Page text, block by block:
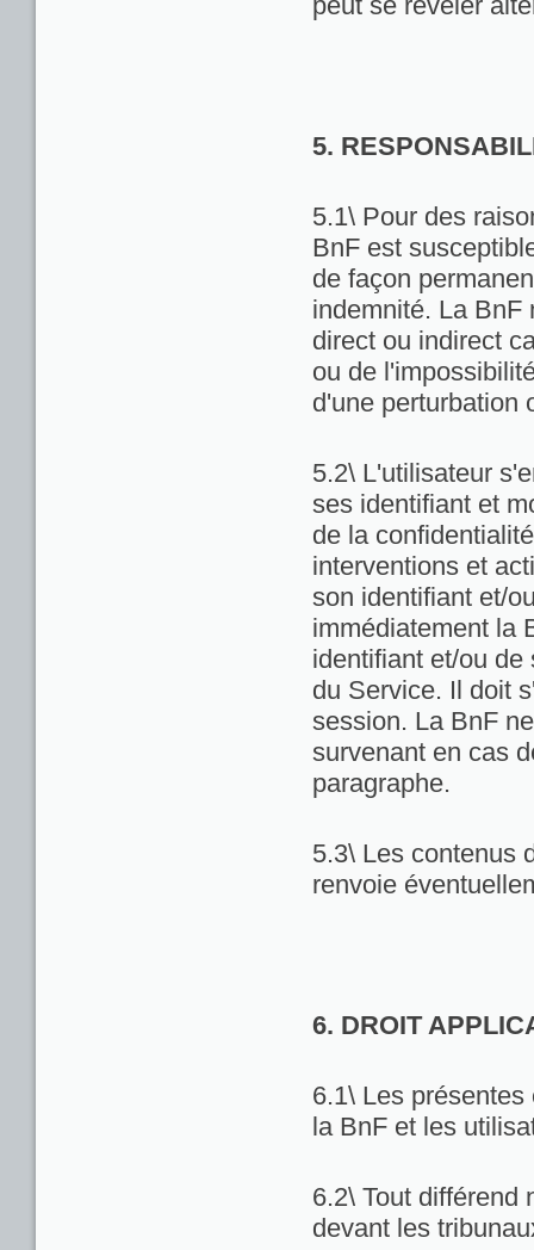
5.
5.1\ Pour des
BnF est
de façon
indemnité. La BnF
direct ou indirect
ou de
d'une perturbation
5.2\ L'utilisateur
ses identifiant et
de la
interventions et
son identifiant et/
immédiatement la
identifiant et/ou
du Service. Il doit
session. La BnF
survenant en cas
paragraphe.
5.3\ Les contenus
renvoie
6. DROIT
6.1\ Les
la BnF et les
6.2\ Tout différend
devant les